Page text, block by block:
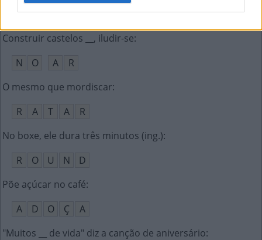
D
A N T O
N
Construir castelos __, iludir-se:
N
O A
R
O mesmo que mordiscar:
R
A T A
R
No boxe, ele dura três minutos (ing.):
R
O U N
D
Põe açúcar no café:
A
D O Ç
A
"Muitos __ de vida" diz a canção de aniversário: